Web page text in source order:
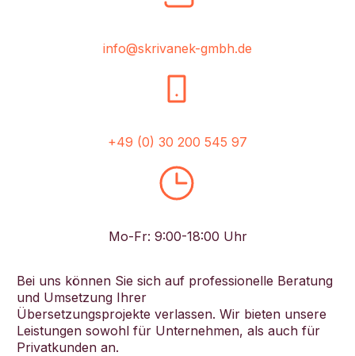
info@skrivanek-gmbh.de
+49 (0) 30 200 545 97
Mo-Fr: 9:00-18:00 Uhr
Bei uns können Sie sich auf professionelle Beratung
und Umsetzung Ihrer
Übersetzungsprojekte verlassen. Wir bieten unsere
Leistungen sowohl für Unternehmen, als auch für
Privatkunden an.